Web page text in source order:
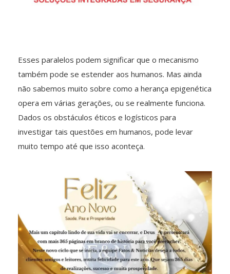
Esses paralelos podem significar que o mecanismo
também pode se estender aos humanos. Mas ainda
não sabemos muito sobre como a herança epigenética
opera em várias gerações, ou se realmente funciona.
Dados os obstáculos éticos e logísticos para
investigar tais questões em humanos, pode levar
muito tempo até que isso aconteça.